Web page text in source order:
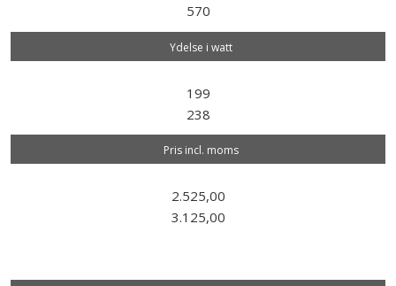
570
Ydelse i watt
199
238
Pris incl. moms
2.525,00
3.125,00